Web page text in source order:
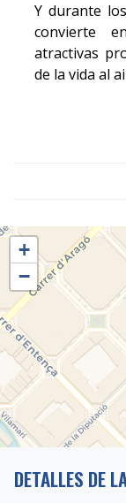
Y durante
convierte
atractivas
de la vida al
+
−
DETALLES DE